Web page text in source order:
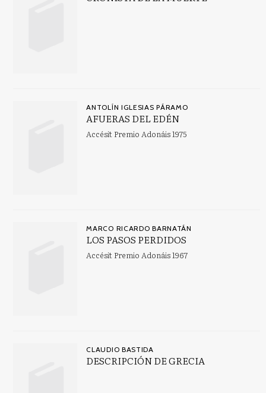
ANTOLÍN IGLESIAS PÁRAMO
AFUERAS DEL EDÉN
Accésit Premio Adonáis 1975
MARCO RICARDO BARNATÁN
LOS PASOS PERDIDOS
Accésit Premio Adonáis 1967
CLAUDIO BASTIDA
DESCRIPCIÓN DE GRECIA